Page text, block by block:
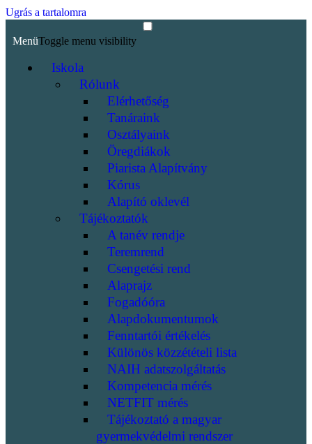
Ugrás a tartalomra
MenüToggle menu visibility
Iskola
Rólunk
Elérhetőség
Tanáraink
Osztályaink
Öregdiákok
Piarista Alapítvány
Kórus
Alapító oklevél
Tájékoztatók
A tanév rendje
Teremrend
Csengetési rend
Alaprajz
Fogadóóra
Alapdokumentumok
Fenntartói értékelés
Különös közzétételi lista
NAIH adatszolgáltatás
Kompetencia mérés
NETFIT mérés
Tájékoztató a magyar
gyermekvédelmi rendszer